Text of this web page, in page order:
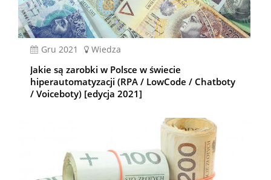
gru 2021 Wiedza
Jakie są zarobki w Polsce w świecie
hiperautomatyzacji (RPA / LowCode / Chatboty
/ Voiceboty) [edycja 2021]